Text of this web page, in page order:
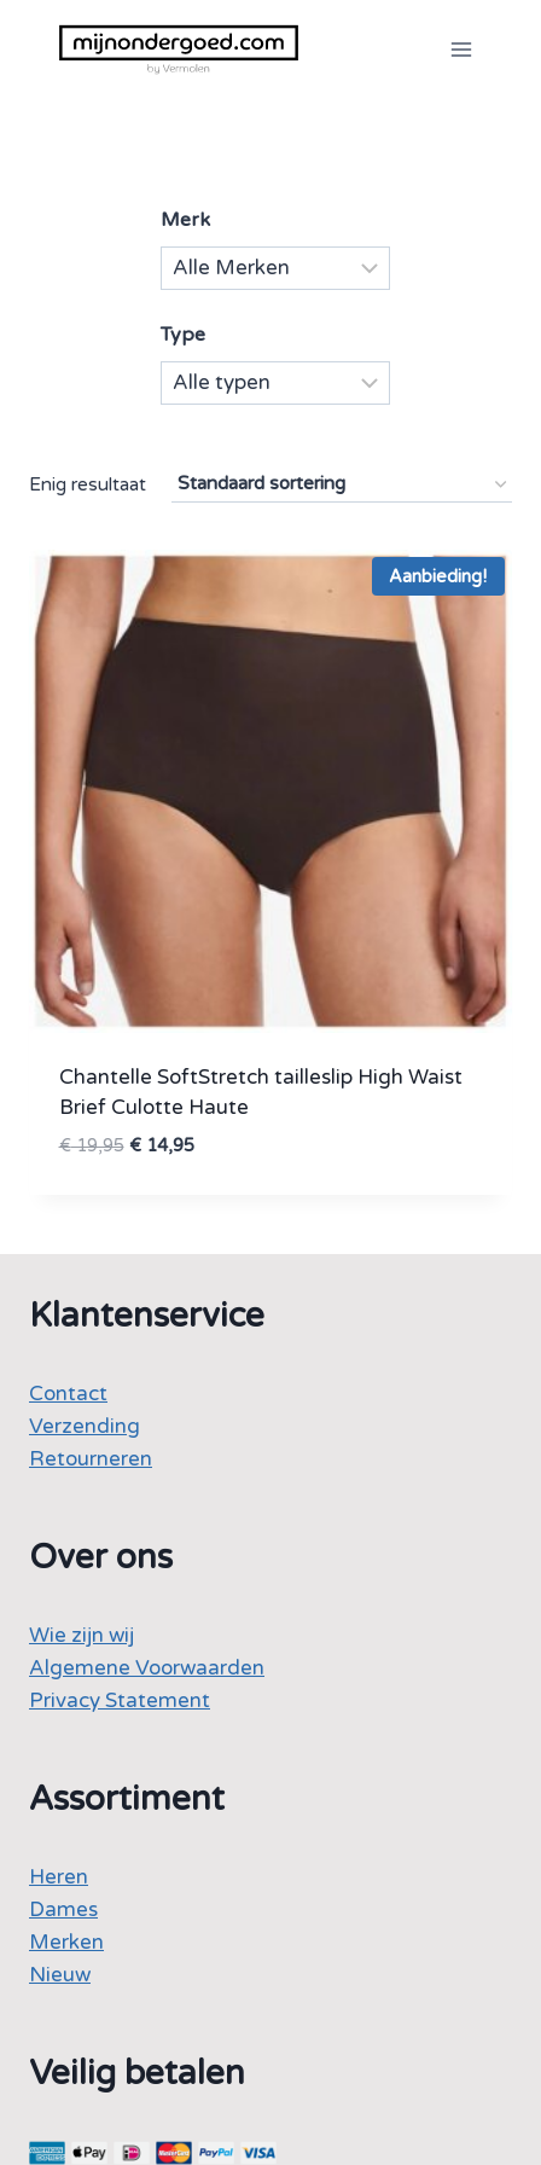
Enig resultaat
Aanbieding!
Chantelle SoftStretch tailleslip High Waist
Brief Culotte Haute
€19,95 Oorspronkelijke
€14,95Huidige
Merk
Type
Klantenservice
Contact
Verzending
Retourneren
Over ons
Wie zijn wij
Algemene Voorwaarden
Privacy Statement
Assortiment
Heren
Dames
Merken
Nieuw
Veilig betalen